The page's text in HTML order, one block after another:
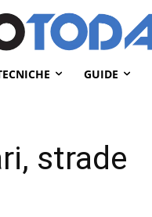
GUIDE
strade